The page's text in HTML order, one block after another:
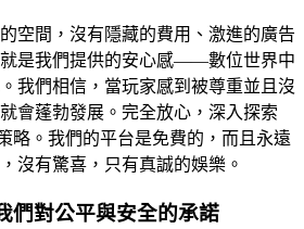
空間，沒有隱藏的費用、激進的廣告
是我們提供的安心感——數位世界中
我們相信，當玩家感到被尊重並且沒
會蓬勃發展。完全放心，深入探索
略。我們的平台是免費的，而且永遠
沒有驚喜，只有真誠的娛樂。
們對公平與安全的承諾